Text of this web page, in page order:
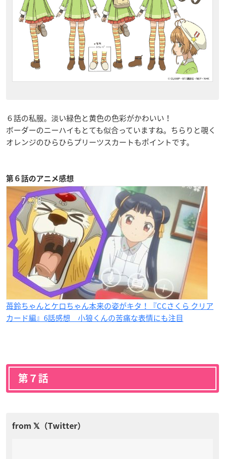
６話の私服。淡い緑色と黄色の色彩がかわいい！
ボーダーのニーハイもとても似合っていますね。ちらりと覗く
オレンジのひらひらプリーツスカートもポイントです。
第６ 話のアニメ感想
苺鈴ちゃんとケロちゃん本来の姿がキタ！『CCさくら クリア
カード編』6話感想 小狼くんの苦痛な表情にも注目
第７話